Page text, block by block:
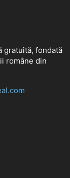
gratuită, fondată
române din